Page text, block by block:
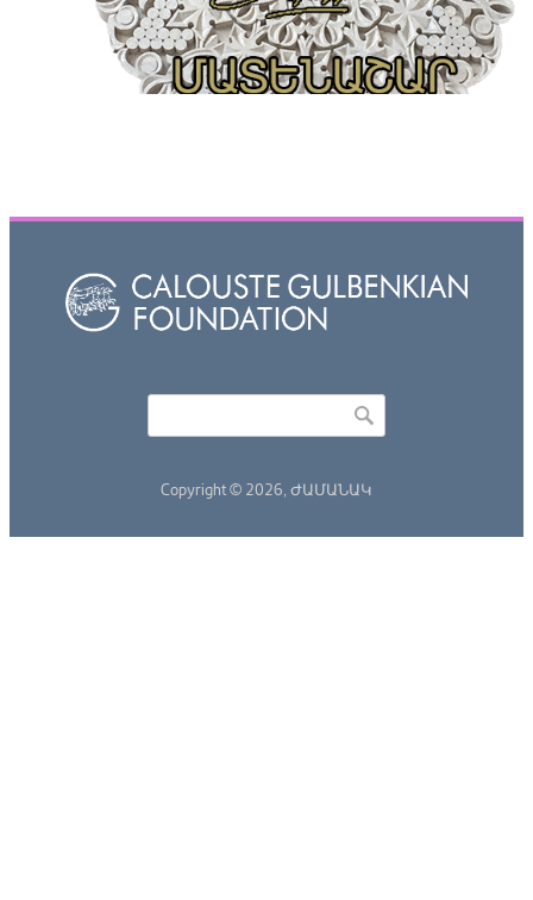
Copyright © 2026, ԺԱՄԱՆԱԿ